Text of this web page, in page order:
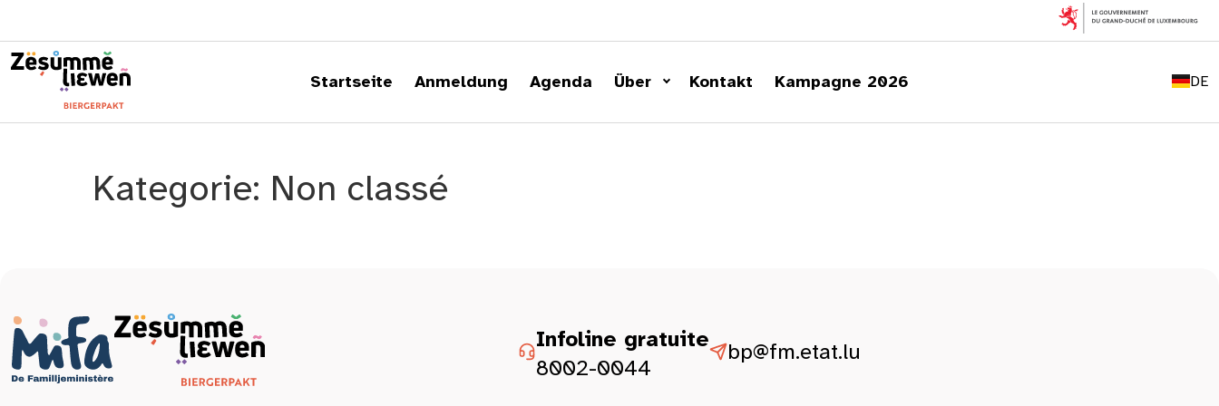
Startseite Anmeldung Agenda Über Kontakt Kampagne 2026 DE
FR
LU
Kategorie: Non classé
Infoline gratuite
8002-0044
bp@fm.etat.lu